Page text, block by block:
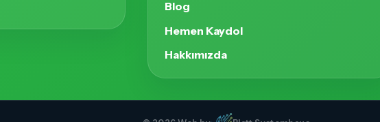
Blog
Hemen Kaydol
Hakkımızda